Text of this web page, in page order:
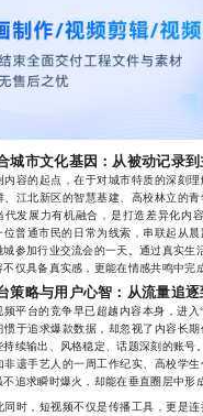
城市文化基因：从被动记录
的起点，在于对城市特质的深刻理
、江北新区的智慧基建、高校林立的
代发展力有机融合，是打造差异化内
普通市民的日常为线索，串联起从晨
城参加行业交流会的一天。通过真实生
不仅具备真实感，更能在情感共鸣中完
策略与用户心智：从流量追
台的竞争早已超越内容本身，进入
惯于追求爆款数据，却忽视了内容长
持续输出、风格稳定、话题深刻的账号
非遗手艺人的一周工作纪实、高校学
不追求瞬时爆火，却能在垂直圈层中形
，短视频不仅是传播工具，更是连